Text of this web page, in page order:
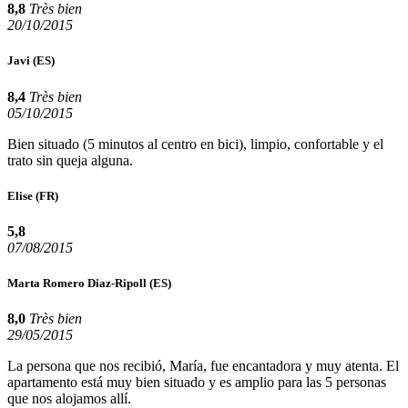
8,8 Très bien
20/10/2015
Javi (ES)
8,4 Très bien
05/10/2015
Bien situado (5 minutos al centro en bici), limpio, confortable y el
trato sin queja alguna.
Elise (FR)
5,8
07/08/2015
Marta Romero Diaz-Ripoll (ES)
8,0 Très bien
29/05/2015
La persona que nos recibió, María, fue encantadora y muy atenta. El
apartamento está muy bien situado y es amplio para las 5 personas
que nos alojamos allí.